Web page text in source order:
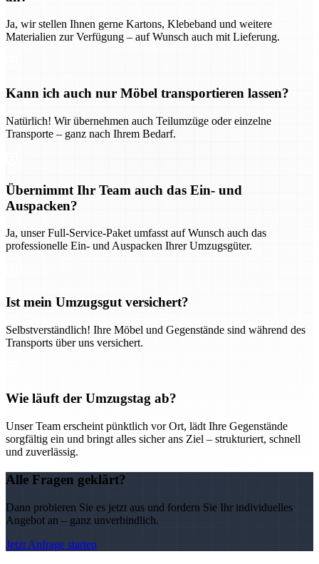
Ja, wir stellen Ihnen gerne Kartons, Klebeband und weitere
Materialien zur Verfügung – auf Wunsch auch mit Lieferung.
Kann ich auch nur Möbel transportieren lassen?
Natürlich! Wir übernehmen auch Teilumzüge oder einzelne
Transporte – ganz nach Ihrem Bedarf.
Übernimmt Ihr Team auch das Ein- und
Auspacken?
Ja, unser Full-Service-Paket umfasst auf Wunsch auch das
professionelle Ein- und Auspacken Ihrer Umzugsgüter.
Ist mein Umzugsgut versichert?
Selbstverständlich! Ihre Möbel und Gegenstände sind während des
Transports über uns versichert.
Wie läuft der Umzugstag ab?
Unser Team erscheint pünktlich vor Ort, lädt Ihre Gegenstände
sorgfältig ein und bringt alles sicher ans Ziel – strukturiert, schnell
und zuverlässig.
Alle Fragen geklärt?
Dann probieren Sie es jetzt aus und fordern Sie Ihr individuelles
Angebot an – ganz unverbindlich.
Jetzt Anfrage starten